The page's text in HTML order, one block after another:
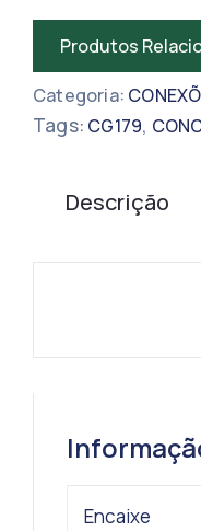
Produtos
Categoria:
Tags: CG179,
Descrição
Encaixe